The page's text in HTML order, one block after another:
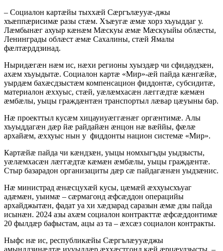
– Социалон картæйы тыххæй Сæргълæууæ-джы
хъæппæрисимæ разы стæм. Хъæугæ æмæ хорз хъуыддаг у.
Лæмбынæг ахуыр кæнæм Мæскуы æмæ Мæскуыйы облæсты,
Ленинграды облæст æмæ Сахалины, стæй Ямалы
фæлтæрддзинад.
Ныридæгæн нæм ис, нæхи регионы хуыздæр чи сфидаудзæн,
ахæм хъуыдытæ. Социалон картæ «Мир»-æй пайда кæнгæйæ,
уырдæм бахæсдзыстæм компенсацион фиддонтæ, субсидитæ,
материалон æххуыс, стæй, уæлæмхасæн лæггæдтæ кæмæн
æмбæлы, уыцы граждæнтæн транспортыл лæвар цæуыны бар.
Нæ проекттыл кусæм хицауиуæггæнæг оргæнтимæ. Алы
хъуыддагæн дæр йæ райдайæн æнцон нæ вæййы, фæлæ
архайæм, æххуыс нын у фиддонты национ системæ «Мир».
Картæйæ пайда чи кæндзæн, уыцы номхыгъды уыдзысты,
уæлæмхасæн лæггæдтæ кæмæн æмбæлы, уыцы граждæнтæ.
Стыр базарадон организациты дæр сæ пайдагæнæн уыдзæнис.
Нæ министрад æнæсцухæй кусы, цæмæй æххуысхъуаг
адæмæн, уыимæ – сæрмагонд æфсæддон операцийы
архайджытæн, фадат уа хи хæдзарад саразын æмæ дзы пайда
исынæн. 2024 азы ахæм социалон контракттæ æфсæддонтимæ
20 фылдæр бафыстам, ацы аз та – æхсæз социалон контракты.
Ныфс нæ ис, республикæйы Сæргълæууæджы
амынддзинæдтæ иууылдæр æххæстгонд кæй æрцæудзысты, –